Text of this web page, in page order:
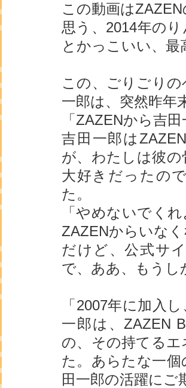
この動画は
思う、2014年の
とかっこいい、最
この、ごりごり
一郎は、突然昨年
「ZAZENから吉
吉田一郎は
が、わたしは彼
大好きだったの
た。
「やめないでく
ZAZENからいな
だけど、公式サ
で、ああ、もう
「2007年に加入
一郎は、ZAZEN
の、その持てる
た。あらたな一
田一郎の活躍にご